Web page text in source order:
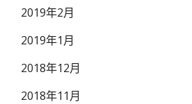
2019年2月
2019年1月
2018年12月
2018年11月